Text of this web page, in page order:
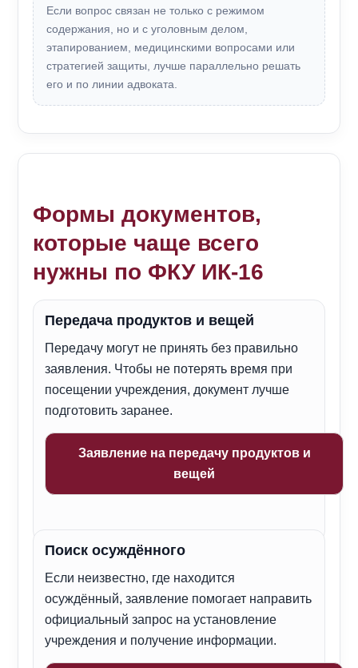
Если вопрос связан не только с режимом
содержания, но и с уголовным делом,
этапированием, медицинскими вопросами или
стратегией защиты, лучше параллельно решать
его и по линии адвоката.
Формы документов,
которые чаще всего
нужны по ФКУ ИК-16
Передача продуктов и вещей
Передачу могут не принять без правильно
заявления. Чтобы не потерять время при
посещении учреждения, документ лучше
подготовить заранее.
Заявление на передачу продуктов и
вещей
Поиск осуждённого
Если неизвестно, где находится
осуждённый, заявление помогает направить
официальный запрос на установление
учреждения и получение информации.